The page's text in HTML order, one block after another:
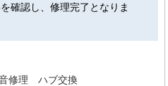
確認し、修理完了となりま
音修理 ハブ交換